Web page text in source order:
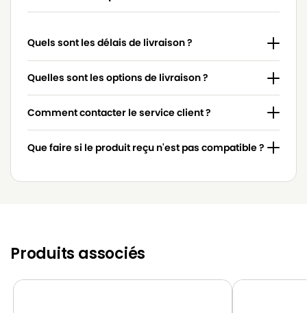
Quels sont les délais de livraison ?
Quelles sont les options de livraison ?
Comment contacter le service client ?
Que faire si le produit reçu n'est pas compatible ?
Produits associés